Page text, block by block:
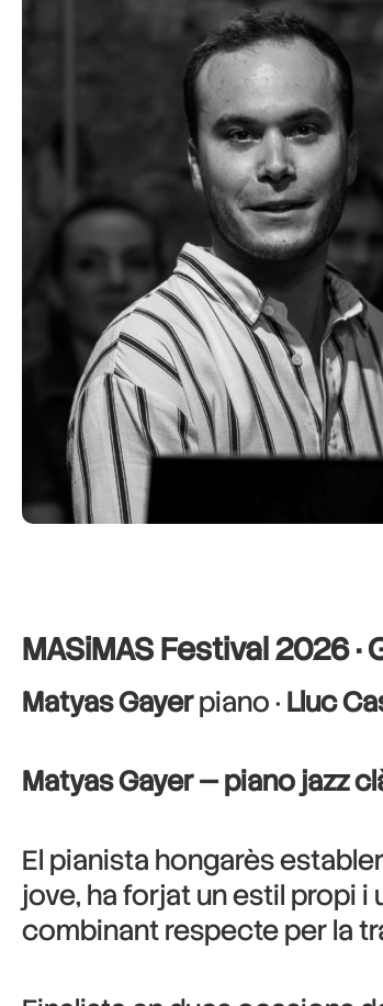
MASiMAS Festival 2026
Matyas Gayerpiano · Lluc
Matyas Gayer — piano jazz
El pianista hongarès
jove, ha forjat un estil propi
combinant respecte per la